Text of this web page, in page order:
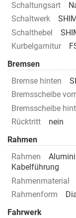
Schaltungsart
Schaltwerk
Schalthebel
Kurbelgarnitur
Bremsen
Bremse hinten
Bremsscheibe
Bremsscheibe
Rücktritt
nein
Rahmen
Rahmen
Kabelführung
Rahmenmaterial
Rahmenform
Fahrwerk